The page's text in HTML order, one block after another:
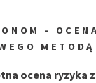
-
ocena ryzyka